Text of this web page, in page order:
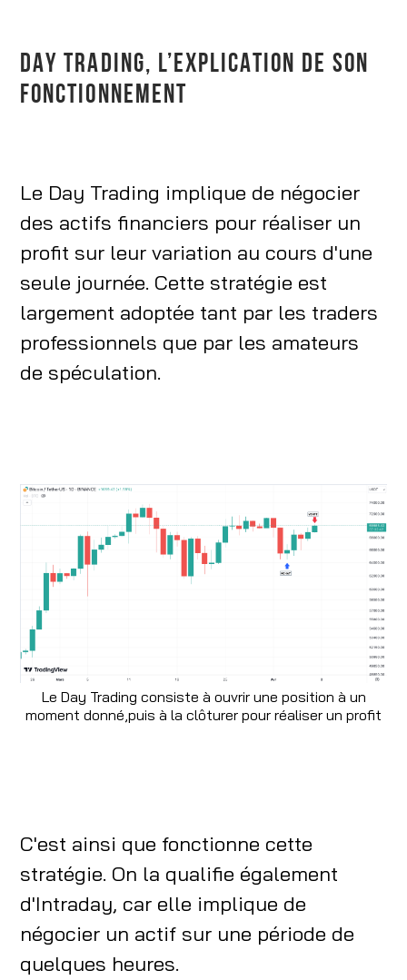
DAY TRADING, L’EXPLICATION DE SON
FONCTIONNEMENT
Le Day Trading implique de négocier
des actifs financiers pour réaliser un
profit sur leur variation au cours d'une
seule journée. Cette stratégie est
largement adoptée tant par les traders
professionnels que par les amateurs
de spéculation.
Le Day Trading consiste à ouvrir une position à un
moment donné,puis à la clôturer pour réaliser un profit
C'est ainsi que fonctionne cette
stratégie. On la qualifie également
d'Intraday, car elle implique de
négocier un actif sur une période de
quelques heures.